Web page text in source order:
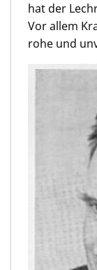
hat der
Vor allem
rohe und